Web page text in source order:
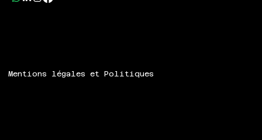
Mentions légales et Politiques